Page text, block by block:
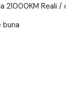
21000KM Reali